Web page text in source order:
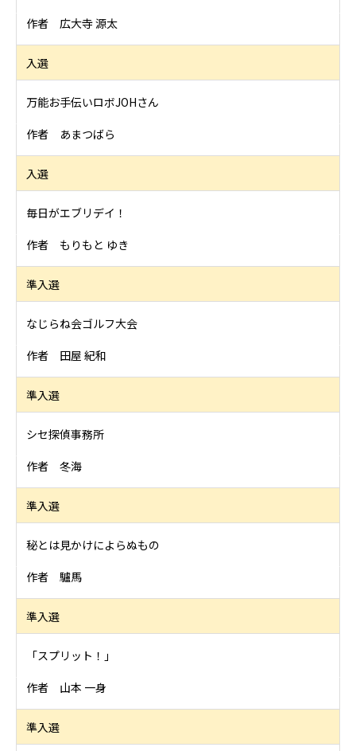
作者 広大寺 源太
入選
万能お手伝いロボJOHさん
作者 あまつばら
入選
毎日がエブリデイ！
作者 もりもと ゆき
準入選
なじらね会ゴルフ大会
作者 田屋 紀和
準入選
シセ探偵事務所
作者 冬海
準入選
秘とは見かけによらぬもの
作者 驢馬
準入選
「スプリット！」
作者 山本 一身
準入選